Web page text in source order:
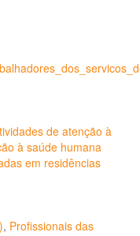
de atenção à
à saúde humana
em residências
, Profissionais das